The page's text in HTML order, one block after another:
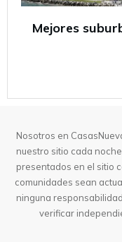
Mejores
Nosotros en
nuestro sitio cada
presentados en el sitio
comunidades sean
ninguna
verificar